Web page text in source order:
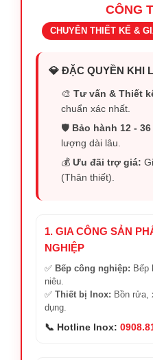
CÔNG
CHUYÊN THIẾT KẾ &
💎 ĐẶC QUYỀN KHI
🎨Tư vấn & Thiết
chuẩn xác nhất.
🛡️ Bảo hành 12 -
lượng dài lâu.
💰Ưu đãi trợ giá:
(Thân thiết).
1. GIA CÔNG SẢN
NGHIỆP
✅ Bếp công nghiệp: Bếp
niêu.
✅ Thiết bị Inox: Bồn rửa,
dụng.
📞 Hotline Inox: